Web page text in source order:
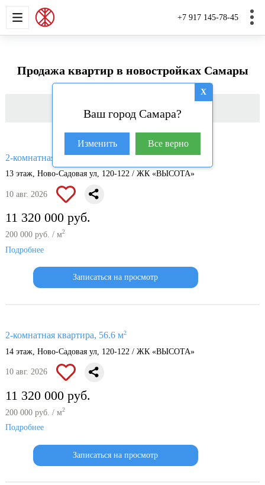
+7 917 145-78-45
НОВОСТРОЙКИ ДОМА И
X
Ваш город Самара?
Изменить Все верно
Продажа квартир в новостройках Самары
Фильтр
2-комнатная квартира, 56.6 м2
13 этаж, Ново-Садовая ул, 120-122 / ЖК «ВЫСОТА»
10 авг. 2026
11 320 000 руб.
200 000 руб. / м2
Подробнее
Записаться на просмотр
2-комнатная квартира, 56.6 м2
14 этаж, Ново-Садовая ул, 120-122 / ЖК «ВЫСОТА»
10 авг. 2026
11 320 000 руб.
200 000 руб. / м2
Подробнее
Записаться на просмотр